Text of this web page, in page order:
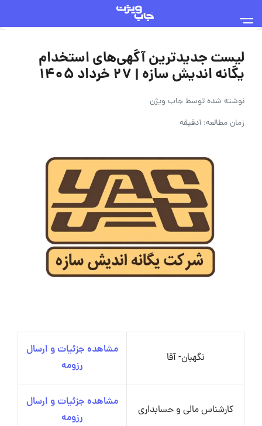
لیست جدیدترین آگهی‌های استخدام
یگانه اندیش سازه | ۲۷ خرداد ۱۴۰۵
نوشته شده توسطجاب ویژن
زمان مطالعه: 1دقیقه
نگهبان- آقا
مشاهده جزئیات و ارسال
رزومه
کارشناس مالی و حسابداری
مشاهده جزئیات و ارسال
رزومه